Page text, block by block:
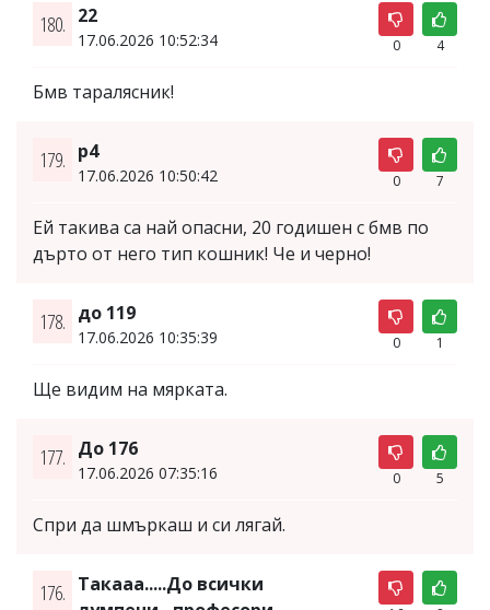
180. 22
17.06.2026 10:52:34 0 4
Бмв таралясник!
179. p4
17.06.2026 10:50:42 0 7
Ей такива са най опасни, 20 годишен с бмв по
дърто от него тип кошник! Че и черно!
178. до 119
17.06.2026 10:35:39 0 1
Ще видим на мярката.
177. До 176
17.06.2026 07:35:16 0 5
Спри да шмъркаш и си лягай.
176. Такааа.....До всички